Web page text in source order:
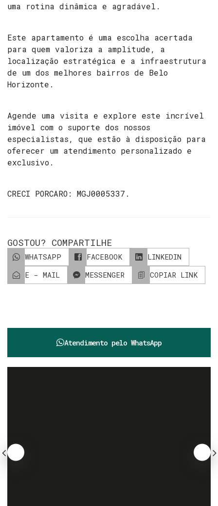
uma rotina dinâmica e agradável.
Este apartamento é uma escolha acertada
para quem valoriza a amplitude, a
localização estratégica e a infraestrutura
de um dos melhores bairros de Belo
Horizonte.
Agende uma visita e explore este incrível
imóvel com o suporte dos nossos
especialistas, que estão à disposição para
oferecer um atendimento personalizado e
exclusivo.
CRECI PORCARO: MGJ0005337 .
GOSTOU? COMPARTILHE
WHATSAPP FACEBOOK
LINKEDIN
E - MAIL
MESSENGER COPIAR LINK
Atendimento pelo WhatsApp